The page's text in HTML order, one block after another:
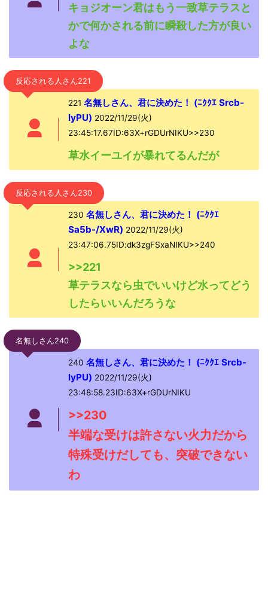
キョジオーン君はもう一致草テラスと
かで何かされる前に瞬殺した方が良い
よな
反応される人さん221
221 名無しさん、君に決めた！ (ﾆｸｸｴ Srcb-
lyPU) 2022/11/29(火)
23:45:17.67ID:63X+rGDUrNIKU>>230
草水イーユイが暴れてるんだが
反応される人さん230
230 名無しさん、君に決めた！ (ﾆｸｸｴ
Sa5b-/XwR) 2022/11/29(火)
23:47:06.75ID:dk3zgFSxaNIKU>>240
>>221
草テラスなら虫でいいけど水ってどう
したらいいんだろうな
名無しさん240
240 名無しさん、君に決めた！ (ﾆｸｸｴ Srcb-
lyPU) 2022/11/29(火)
23:48:58.23ID:63X+rGDUrNIKU
>>230
半端な受けは許さない火力だから
特殊受けだしても、突破できない
わ